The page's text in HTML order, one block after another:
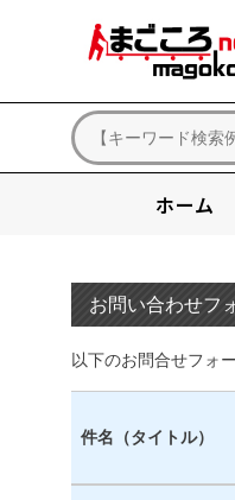
ホーム
お問い合わせフ
以下のお問合せフォ
件名（タイトル）